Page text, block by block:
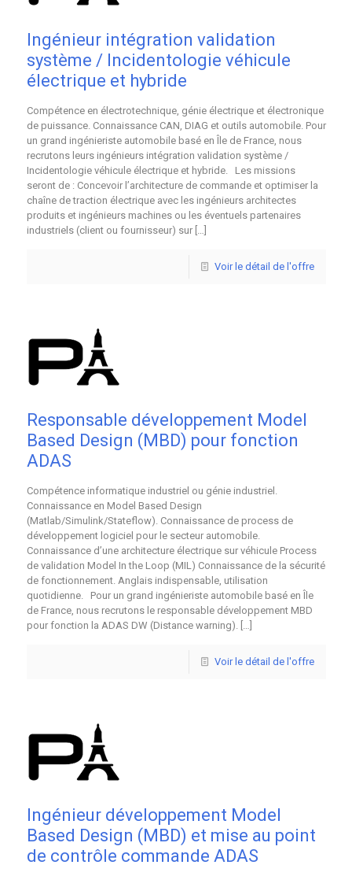
Ingénieur intégration validation
système / Incidentologie véhicule
électrique et hybride
Compétence en électrotechnique, génie électrique et électronique
de puissance. Connaissance CAN, DIAG et outils automobile. Pour
un grand ingénieriste automobile basé en Île de France, nous
recrutons leurs ingénieurs intégration validation système /
Incidentologie véhicule électrique et hybride. Les missions
seront de : Concevoir l’architecture de commande et optimiser la
chaîne de traction électrique avec les ingénieurs architectes
produits et ingénieurs machines ou les éventuels partenaires
industriels (client ou fournisseur) sur[…]
Voir le détail de l'offre
Responsable développement Model
Based Design (MBD) pour fonction
ADAS
Compétence informatique industriel ou génie industriel.
Connaissance en Model Based Design
(Matlab/Simulink/Stateflow). Connaissance de process de
développement logiciel pour le secteur automobile.
Connaissance d’une architecture électrique sur véhicule Process
de validation Model In the Loop (MIL) Connaissance de la sécurité
de fonctionnement. Anglais indispensable, utilisation
quotidienne. Pour un grand ingénieriste automobile basé en Île
de France, nous recrutons le responsable développement MBD
pour fonction la ADAS DW (Distance warning).[…]
Voir le détail de l'offre
Ingénieur développement Model
Based Design (MBD) et mise au point
de contrôle commande ADAS